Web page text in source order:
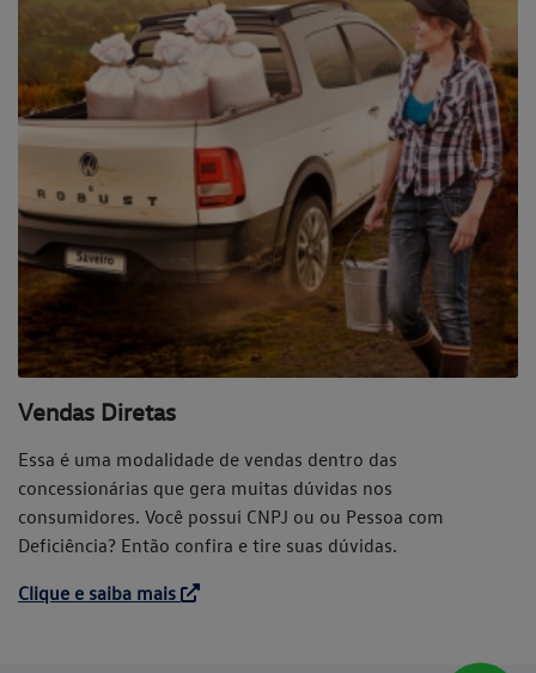
Vendas Diretas
Essa é uma modalidade de vendas dentro das
concessionárias que gera muitas dúvidas nos
consumidores. Você possui CNPJ ou ou Pessoa com
Deficiência? Então confira e tire suas dúvidas.
Clique e saiba mais